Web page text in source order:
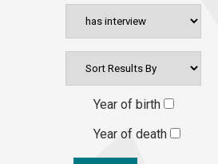
Year of birth
Year of death